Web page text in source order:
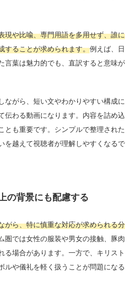
現や比喩、専門用語を多用せず、誰に
することが求められます。例えば、日
言葉は魅力的でも、直訳すると意味が
ながら、短い文やわかりやすい構成に
伝わる動画になります。内容を詰め込
とも重要です。シンプルで整理された
を越えて視聴者が理解しやすくなるで
の背景にも配慮する
がら、特に慎重な対応が求められる分
圏では女性の服装や男女の接触、豚肉
る場合があります。一方で、キリスト
ルや儀礼を軽く扱うことが問題になる